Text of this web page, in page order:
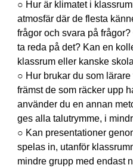
○ Hur är klimatet i
atmosfär där de flesta
frågor och svara på
ta reda på det? Kan en
klassrum eller kanske
○ Hur brukar du som
främst de som räcker upp
använder du en annan
ges alla talutrymme, i
○ Kan presentationer
spelas in, utanför
mindre grupp med endast